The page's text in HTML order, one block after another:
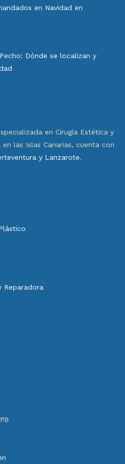
en Navidad en
Dónde se localizan y
en Cirugía Estética y
las Islas Canarias, cuenta con
y Lanzarote.
Reparadora